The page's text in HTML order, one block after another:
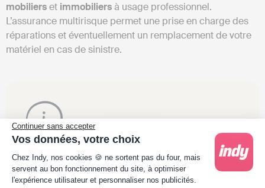
Continuer sans accepter
Vos données, votre choix
Plateforme de Gestion du Consentement :
Chez Indy, nos cookies 🍪 ne sortent pas du four, mais
servent au bon fonctionnement du site, à optimiser
l'expérience utilisateur et personnaliser nos publicités.
mobilierset immobiliersà usage professionnel.
L’assurance multirisque permet une prise en charge des
réparations et éventuellement un remplacement de votre
matériel en cas de sinistre.
💡 Le saviez-vous ?Si vous travaillez depuis votre
domicile, votre assurance habitation personnelle
ne prend pas en charge les sinistres intervenant